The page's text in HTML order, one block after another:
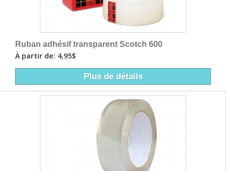
Ruban adhésif transparent Scotch 600
À partir de: 4,95$
Plus de détails